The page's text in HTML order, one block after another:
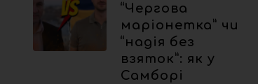
“Чергова
маріонетка” чи
“надія без
взяток”: як у
Самборі